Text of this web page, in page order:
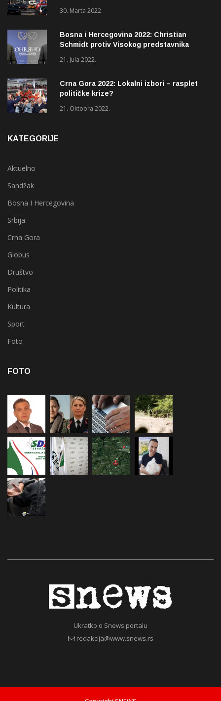
30. Marta 2022.
Bosna i Hercegovina 2022: Christian
Schmidt protiv Visokog predstavnika
21. Jula 2022.
Crna Gora 2022: Lokalni izbori – rasplet
političke krize?
21. Oktobra 2022.
KATEGORIJE
Aktuelno
Sandžak
Bosna I Hercegovina
Srbija
Crna Gora
Globus
Društvo
Politika
Kultura
Sport
Foto
FOTO
Ukratko o Snews portalu
redakcija@www.snews.rs